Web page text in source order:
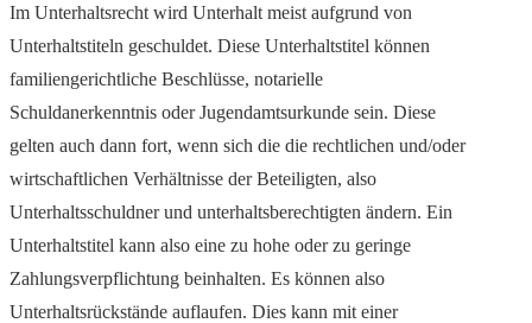
Im Unterhaltsrecht wird Unterhalt meist aufgrund von
Unterhaltstiteln geschuldet. Diese Unterhaltstitel können
familiengerichtliche Beschlüsse, notarielle
Schuldanerkenntnis oder Jugendamtsurkunde sein. Diese
gelten auch dann fort, wenn sich die die rechtlichen und/oder
wirtschaftlichen Verhältnisse der Beteiligten, also
Unterhaltsschuldner und unterhaltsberechtigten ändern. Ein
Unterhaltstitel kann also eine zu hohe oder zu geringe
Zahlungsverpflichtung beinhalten. Es können also
Unterhaltsrückstände auflaufen. Dies kann mit einer